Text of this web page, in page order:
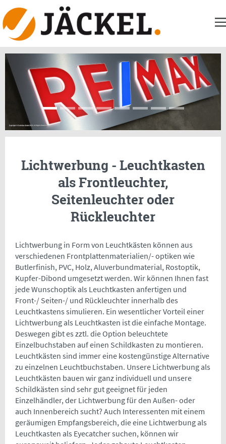
Lichtwerbung - Leuchtkasten
als Frontleuchter,
Seitenleuchter oder
Rückleuchter
Lichtwerbung in Form von Leuchtkästen können aus
verschiedenen Frontplattenmaterialien/- optiken wie
Butlerfinish, PVC, Holz, Aluverbundmaterial, Rostoptik,
Kupfer-Dibond umgesetzt werden. Wir können Ihnen fast
jede Wunschoptik als Leuchtkasten anfertigen und
Front-/ Seiten-/ und Rückleuchter innerhalb des
Leuchtkastens simulieren. Ein wesentlicher Vorteil einer
Lichtwerbung als Leuchtkasten ist die einfache Montage.
Deswegen gibt es zztl. die Option beleuchtete
Einzelbuchstaben auf einen Schildkasten zu montieren.
Leuchtkästen sind immer eine kostengünstige Alternative
zu einzelnen Leuchtbuchstaben. Unsere Lichtwerbung als
Leuchtkästen bauen wir ganz individuell und unsere
Schildkästen sind sehr gut geeignet für jeden
Einzelhändler, der Lichtwerbung für den Außen- oder
auch Innenbereich sucht? Auch Interessenten mit einem
geräumigen Empfangsbereich, die eine Lichtwerbung als
Leuchtkasten als Eyecatcher suchen, können wir